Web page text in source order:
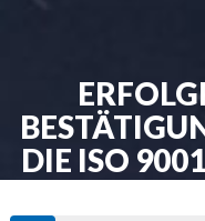
DIE ISO